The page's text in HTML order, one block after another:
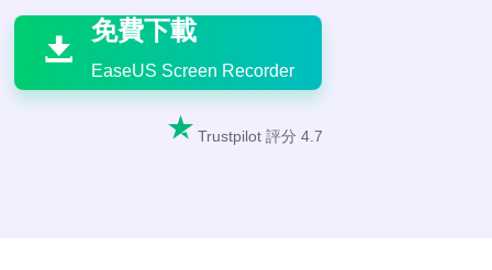

免費下載
EaseUS Screen Recorder
 Trustpilot 評分 4.7